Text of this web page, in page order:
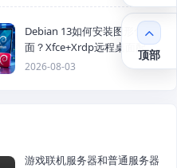
Debian 13如何安装图形化桌
面？Xfce+Xrdp远程桌面配置
教程
2026-08-03
游戏联机服务器和普通服务器
顶部